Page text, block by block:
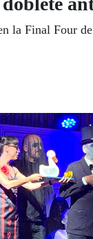
Final Four